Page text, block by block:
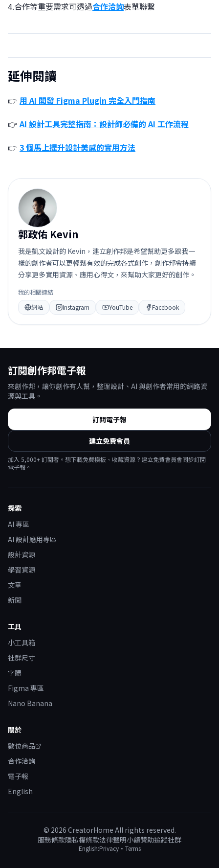
4.合作等重要需求可透過合作洽詢表單聯繫
延伸閱讀
👉 用 AI 開發 Figma Plugin 完全入門指南
👉AI 設計工具完整指南：設計師必備的 AI 工作流程
👉 3 個馬上提升設計美感的實用方法
郭
郭政佑 Kevin
我是凱文設計的 Kevin，建立創作邦是希望幫助更多跟我一
樣的創作者可以更輕鬆有效的完成各式創作，創作邦會持續
分享更多實用資源、應用心得文，來幫助大家更好的創作。
我的相關連結
網站
Instagram YouTube Facebook
訂閱創作邦電子報
來創作邦，讓你創作有人幫，整理設計、AI 與創作者常用的網路資
源與工具。
訂閱電子報
建立免費會員
加入 5,000+ 訂閱者。想下載免費模板、收藏資源？建立免費會員會同步訂閱
電子報。
探索
AI 專區
AI 設計應用專區
設計資源
學習資源
文章
新聞
工具
小工具箱
社群尺寸
字體
Figma 專區
Nano Banana
關於
數位商品
合作洽詢
電子報
English
© 2026 CreatorHome All rights reserved.
服務條款隱私權條款法律聲明小額贊助追蹤社群
English:Privacy· Terms